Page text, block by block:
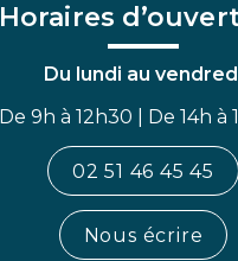
Horaires
Du lundi au
De 9h à 12h30 | De 14h à
02 51 46 45 45
Nous écrire